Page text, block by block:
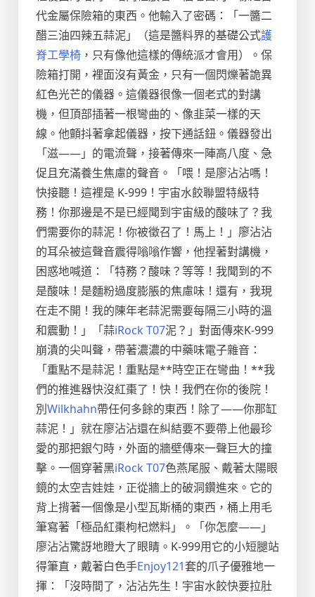
代金屬保險箱的東西。他輸入了密碼：「一醬二
醋三油四辣五蒜泥」（這是醬料界的基礎公式護
脊工學椅 ，只有像他這樣的傳統派才會用）。保
險箱打開，裡面沒有黃金，只有一個閃爍著詭異
紅色光芒的儀器。這儀器很像一個老式的對講
機，但頂部插著一根彎曲的、像韭菜一樣的天
線。他顫抖著拿起儀器，按下通話鈕。儀器發出
「滋——」的電流聲，接著傳來一陣高八度、急
促且充滿養生焦慮的聲音。「喂！是廖沾沾嗎！
快接聽！這裡是 K-999！宇宙水餃聯盟特級特
務！你那邊是不是已經聞到宇宙級的酸味了？我
們需要你的蒜泥！你被徵召了！馬上！」廖沾沾
的耳朵被這聲音震得嗡嗡作響，他捏著對講機，
困惑地喊道：「特務？酸味？等等！我聞到的不
是酸味！是麵粉過度膨脹的焦慮味！還有，我現
在走不開！我的陳年老蒜泥需要每隔三小時的溫
和震動！」「蒜iRock T07泥？」對面傳來K-999
崩潰的尖叫聲，帶著濃濃的中藥味電子雜音：
「重點不是蒜泥！重點是**時空正在彎曲！**我
們的推進器快沒紅棗了！快！我們在你的後院！
別Wilkhahn帶任何多餘的東西！除了——你那缸
蒜泥！」就在廖沾沾還在糾結要不要帶上他最珍
愛的那把銀勺時，外面的牆壁傳來一聲巨大的撞
擊。一個穿著黑iRock T07色燕尾服、戴著太陽眼
鏡的太空吉娃娃，正從牆上的破洞鑽進來。它的
背上揹著一個像是小型瓦斯桶的東西，桶上用毛
筆寫著「極品紅棗枸杞燃料」。「你怎麼——」
廖沾沾驚訝地瞪大了眼睛。K-999用它的小短腿站
得筆直，戴著白色手Enjoy121套的爪子優雅地一
揮：「沒時間了，沾沾先生！宇宙水餃快要拉肚